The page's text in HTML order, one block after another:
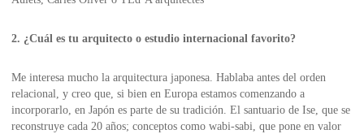
2. ¿Cuál es tu arquitecto o estudio internacional favorito?
Me interesa mucho la arquitectura japonesa. Hablaba antes del orden
relacional, y creo que, si bien en Europa estamos comenzando a
incorporarlo, en Japón es parte de su tradición. El santuario de Ise, que se
reconstruye cada 20 años; conceptos como wabi-sabi, que pone en valor